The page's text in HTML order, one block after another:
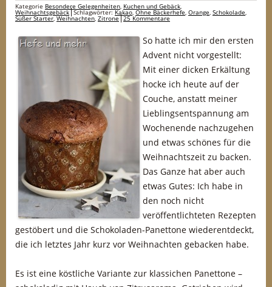
Kategorie Besondere Gelegenheiten, Kuchen und Gebäck,
Weihnachtsgebäck Schlagwörter:Kakao,Ohne Bäckerhefe, Orange, Schokolade,
Süßer Starter,Weihnachten, Zitrone 25 Kommentare
So hatte ich mir den ersten
Advent nicht vorgestellt:
Mit einer dicken Erkältung
hocke ich heute auf der
Couche, anstatt meiner
Lieblingsentspannung am
Wochenende nachzugehen
und etwas schönes für die
Weihnachtszeit zu backen.
Das Ganze hat aber auch
etwas Gutes: Ich habe in
den noch nicht
veröffentlichteten Rezepten
gestöbert und die Schokoladen-Panettone wiederentdeckt,
die ich letztes Jahr kurz vor Weihnachten gebacken habe.
Es ist eine köstliche Variante zur klassichen Panettone –